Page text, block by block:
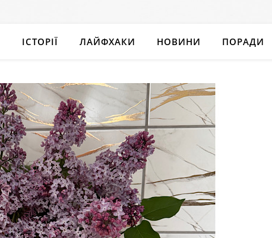
ІСТОРІЇ ЛАЙФХАКИ НОВИНИ ПОРАДИ